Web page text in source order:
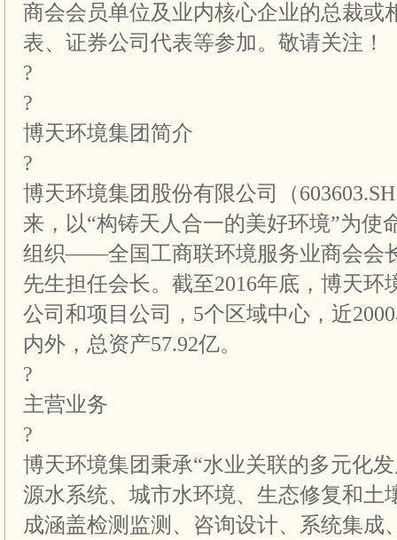
商会会员单位及业内核心企业的总裁或
表、证券公司代表等参加。敬请关注！
?
?
博天环境集团简介
?
博天环境集团股份有限公司（
来，以“构铸天人合一的美好环境”为使
组织——全国工商联环境服务业商会会
先生担任会长。截至2016年底，博天环
公司和项目公司，5个区域中心，近
内外，总资产57.92亿。
?
主营业务
?
博天环境集团秉承“水业关联的多元化
源水系统、城市水环境、生态修复和土
成涵盖检测监测、咨询设计、系统集成